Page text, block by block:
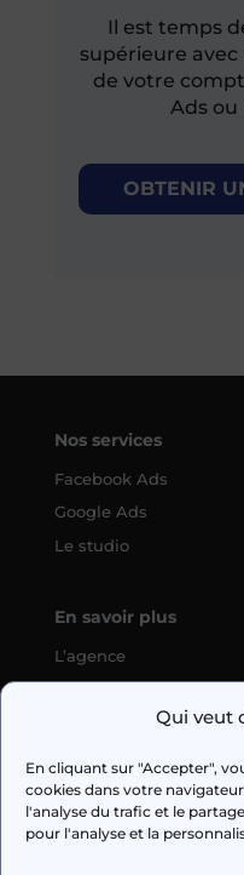
Qui veut
En cliquant sur "Accepter",
cookies dans votre
l'analyse du trafic et le
pour l'analyse et la
Il est temps
supérieure
de votre
Ads ou
OBTENIR
Nos services
Facebook Ads
Google Ads
Le studio
En savoir plus
L’agence
  